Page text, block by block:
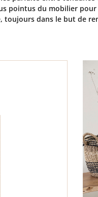
pointus du mobilier
toujours dans le but de